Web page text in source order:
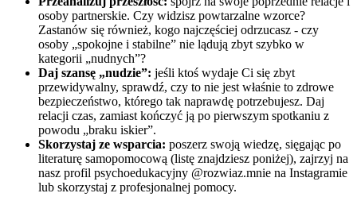
osoby partnerskie. Czy widzisz powtarzalne wzorce?
Zastanów się również, kogo najczęściej odrzucasz - czy
osoby „spokojne i stabilne” nie lądują zbyt szybko w
kategorii „nudnych”?
Daj szansę „nudzie”: jeśli ktoś wydaje Ci się zbyt
przewidywalny, sprawdź, czy to nie jest właśnie to zdrowe
bezpieczeństwo, którego tak naprawdę potrzebujesz. Daj
relacji czas, zamiast kończyć ją po pierwszym spotkaniu z
powodu „braku iskier”.
Skorzystaj ze wsparcia: poszerz swoją wiedzę, sięgając po
literaturę samopomocową (listę znajdziesz poniżej), zajrzyj na
nasz profil psychoedukacyjny @rozwiaz.mnie na Instagramie
lub skorzystaj z profesjonalnej pomocy.